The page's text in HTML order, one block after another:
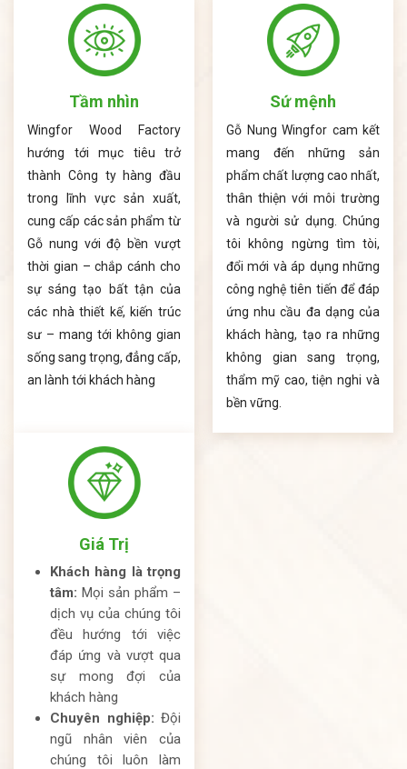
Tầm nhìn
Wingfor Wood Factory
hướng tới mục tiêu trở
thành Công ty hàng đầu
trong lĩnh vực sản xuất,
cung cấp các sản phẩm từ
Gỗ nung với độ bền vượt
thời gian – chắp cánh cho
sự sáng tạo bất tận của
các nhà thiết kế, kiến trúc
sư – mang tới không gian
sống sang trọng, đẳng cấp,
an lành tới khách hàng
Sứ mệnh
Gỗ Nung Wingfor cam kết
mang đến những sản
phẩm chất lượng cao nhất,
thân thiện với môi trường
và người sử dụng. Chúng
tôi không ngừng tìm tòi,
đổi mới và áp dụng những
công nghệ tiên tiến để đáp
ứng nhu cầu đa dạng của
khách hàng, tạo ra những
không gian sang trọng,
thẩm mỹ cao, tiện nghi và
bền vững.
Giá Trị
Khách hàng là trọng
tâm: Mọi sản phẩm –
dịch vụ của chúng tôi
đều hướng tới việc
đáp ứng và vượt qua
sự mong đợi của
khách hàng
Chuyên nghiệp: Đội
ngũ nhân viên của
chúng tôi luôn làm